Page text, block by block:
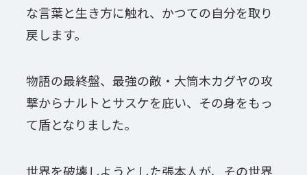
な言葉と生き方に触れ、かつての自分を取り
戻します。
物語の最終盤、最強の敵・大筒木カグヤの攻
撃からナルトとサスケを庇い、その身をもっ
て盾となりました。
世界を破壊しようとした張本人が、その世界